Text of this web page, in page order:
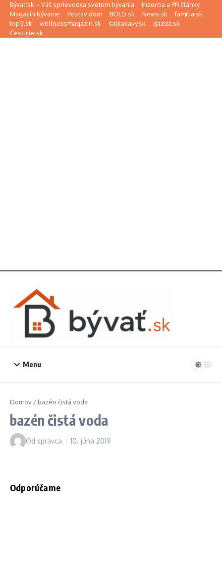
Preskočiť na obsah
Bývať.sk – Váš sprievodca svetom bývania
Inzercia a PR články
Magazín bývanie
Postav dom BOLD.sk News.sk
familia.sk
top5.sk
wellnessmagazin.sk salkakavy.sk
gazda.sk
Cestujte.sk
Menu
Domov / bazén čistá voda
bazén čistá voda
Od spravca 10. júna 2019
Odporúčame